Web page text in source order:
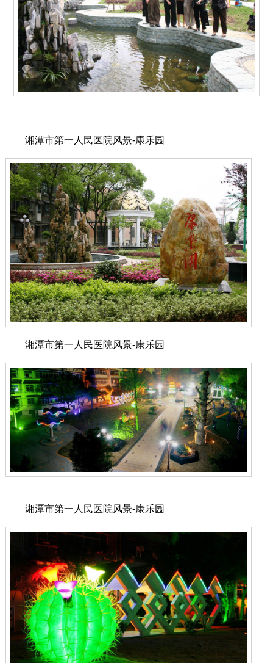
湘潭市第一人民医院风景-康乐园
湘潭市第一人民医院风景-康乐园
湘潭市第一人民医院风景-康乐园